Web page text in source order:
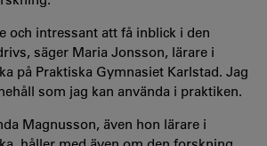
och intressant att få inblick i den
säger Maria Jonsson, lärare i
på Praktiska Gymnasiet Karlstad. Jag
som jag kan använda i praktiken.
Magnusson, även hon lärare i